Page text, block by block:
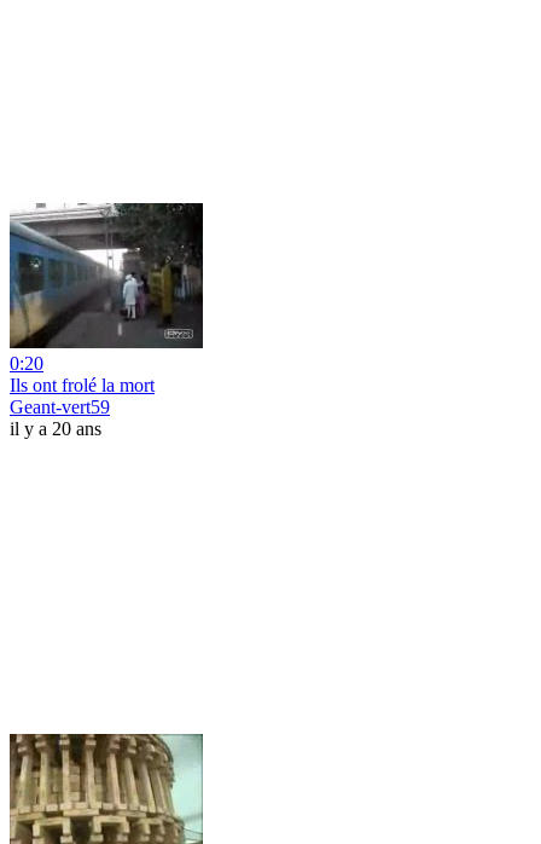
0:20
Ils ont frolé la mort
Geant-vert59
il y a 20 ans